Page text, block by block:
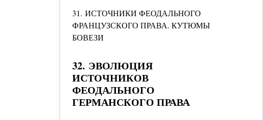
31. ИСТОЧНИКИ ФЕОДАЛЬНОГО
ФРАНЦУЗСКОГО ПРАВА. КУТЮМЫ
БОВЕЗИ
32. ЭВОЛЮЦИЯ
ИСТОЧНИКОВ
ФЕОДАЛЬНОГО
ГЕРМАНСКОГО ПРАВА